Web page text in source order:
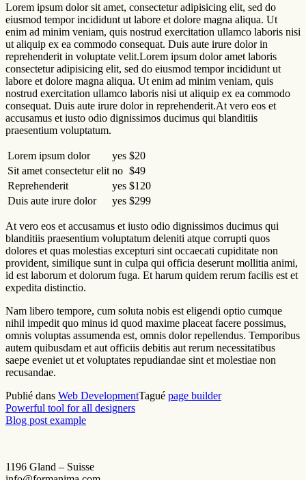
Lorem ipsum dolor sit amet, consectetur adipisicing elit, sed do
eiusmod tempor incididunt ut labore et dolore magna aliqua. Ut
enim ad minim veniam, quis nostrud exercitation ullamco laboris nisi
ut aliquip ex ea commodo consequat. Duis aute irure dolor in
reprehenderit in voluptate velit.Lorem ipsum dolor amet laboris
consectetur adipisicing elit, sed do eiusmod tempor incididunt ut
labore et dolore magna aliqua. Ut enim ad minim veniam, quis
nostrud exercitation ullamco laboris nisi ut aliquip ex ea commodo
consequat. Duis aute irure dolor in reprehenderit.At vero eos et
accusamus et iusto odio dignissimos ducimus qui blanditiis
praesentium voluptatum.
Lorem ipsum dolor yes $20
Sit amet consectetur elit no $49
Reprehenderit
yes $120
Duis aute irure dolor
yes $299
At vero eos et accusamus et iusto odio dignissimos ducimus qui
blanditiis praesentium voluptatum deleniti atque corrupti quos
dolores et quas molestias excepturi sint occaecati cupiditate non
provident, similique sunt in culpa qui officia deserunt mollitia animi,
id est laborum et dolorum fuga. Et harum quidem rerum facilis est et
expedita distinctio.
Nam libero tempore, cum soluta nobis est eligendi optio cumque
nihil impedit quo minus id quod maxime placeat facere possimus,
omnis voluptas assumenda est, omnis dolor repellendus. Temporibus
autem quibusdam et aut officiis debitis aut rerum necessitatibus
saepe eveniet ut et voluptates repudiandae sint et molestiae non
recusandae.
Publié dans Web DevelopmentTagué page builder
Navigation
de
Powerful tool for all designers
Blog post example
1196 Gland – Suisse